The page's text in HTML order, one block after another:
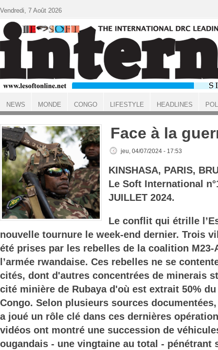
ACCUEIL
Face à la
jeu, 04/07/2024 - 17:53
KINSHASA, PARIS,
Le Soft International
JUILLET 2024.
Le conflit qui étrille
nouvelle tournure le week-end dernier. Trois
été prises par les rebelles de la coalition M23-
l’armée rwandaise. Ces rebelles ne se
cités, dont d'autres concentrées de minerais
cité minière de Rubaya d'où est extrait 50%
Congo. Selon plusieurs sources documentées,
a joué un rôle clé dans ces dernières
vidéos ont montré une succession de
ougandais - une vingtaine au total - pénétrant
Vendredi, 7 Août 2026
NEWS MONDE CONGO LIFESTYLE HEADLINES